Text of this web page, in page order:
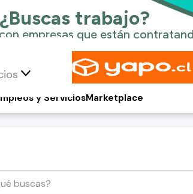
y ServiciosMarketplace